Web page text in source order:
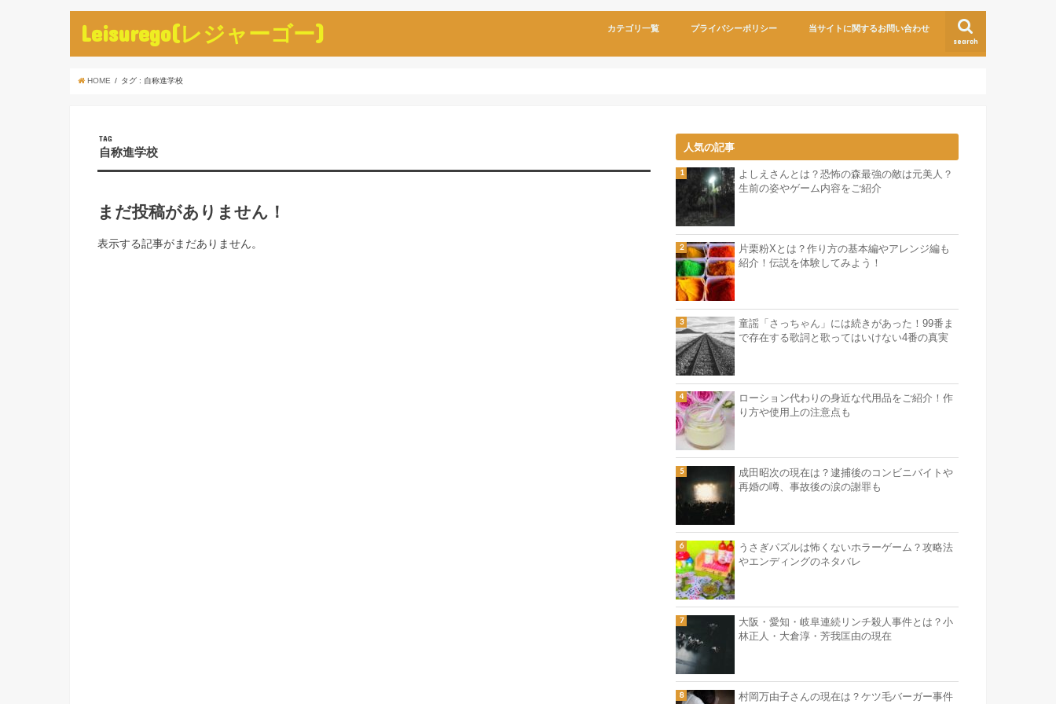
Leisurego(レジャーゴー) search
カテゴリ一覧 プライバシーポリシー 当サイトに関するお問い合わせ
HOME タグ : 自称進学校
TAG
自称進学校
まだ投稿がありません！
表示する記事がまだありません。
人気の記事
よしえさんとは？恐怖の森最強の敵は元美人？
生前の姿やゲーム内容をご紹介
片栗粉Xとは？作り方の基本編やアレンジ編も
紹介！伝説を体験してみよう！
童謡「さっちゃん」には続きがあった！99番ま
で存在する歌詞と歌ってはいけない4番の真実
ローション代わりの身近な代用品をご紹介！作
り方や使用上の注意点も
成田昭次の現在は？逮捕後のコンビニバイトや
再婚の噂、事故後の涙の謝罪も
うさぎパズルは怖くないホラーゲーム？攻略法
やエンディングのネタバレ
大阪・愛知・岐阜連続リンチ殺人事件とは？小
林正人・大倉淳・芳我匡由の現在
村岡万由子さんの現在は？ケツ毛バーガー事件